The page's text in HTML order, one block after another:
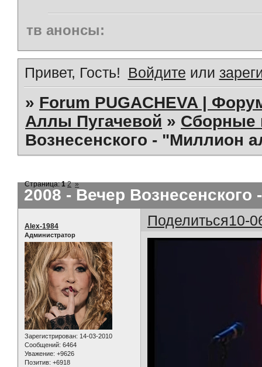
тв анонсы:
Привет, Гость! Войдите или
» Forum PUGACHEVA |
Аллы Пугачевой » Сборные
Вознесенского - "Миллион
2008 - Вечер
Страница:1 2 »
Поделиться10-
Alex-1984
Администратор
Зарегистрирован: 14-03-2010
Сообщений: 6464
Уважение: +9626
Позитив: +6918